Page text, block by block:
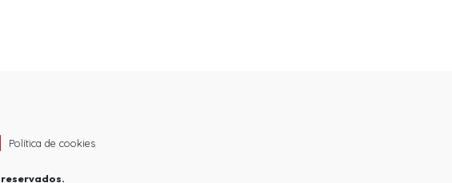
Política de cookies